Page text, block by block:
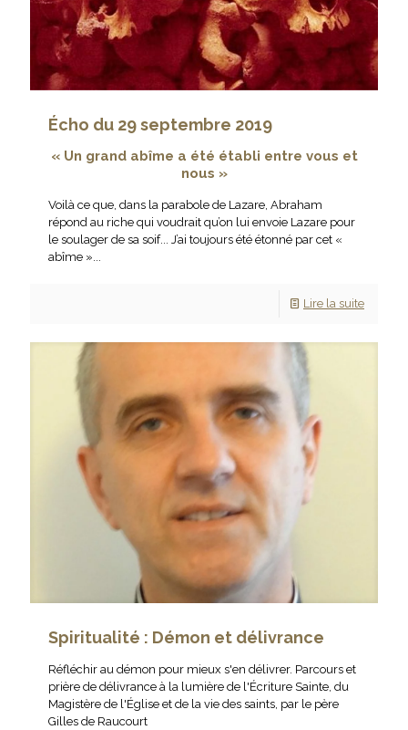
Écho du 29 septembre 2019
« Un grand abîme a été établi entre vous et
nous »
Voilà ce que, dans la parabole de Lazare, Abraham
répond au riche qui voudrait qu’on lui envoie Lazare pour
le soulager de sa soif... J’ai toujours été étonné par cet «
abîme »...
Lire la suite
Spiritualité : Démon et délivrance
Réfléchir au démon pour mieux s'en délivrer. Parcours et
prière de délivrance à la lumière de l'Écriture Sainte, du
Magistère de l'Église et de la vie des saints, par le père
Gilles de Raucourt